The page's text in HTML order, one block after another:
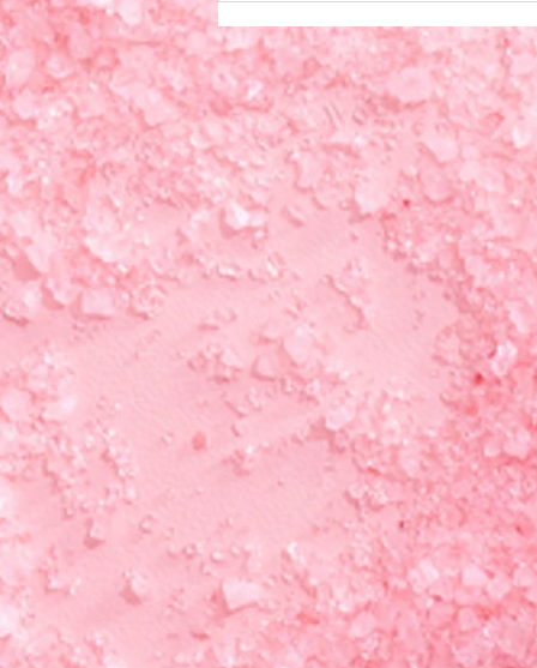
人間関係にも影響することがあり
ます。 たとえば、距離感の取り
方、境界線（どこまで踏み込んで
よいか）の感覚、信頼の築き方な
どです。 幼少期から自分の意思
より周囲の期待を優先せざるを得
なかった場合、人との関わり方を
学ぶ機会が十分ではなかったと感
じる人も